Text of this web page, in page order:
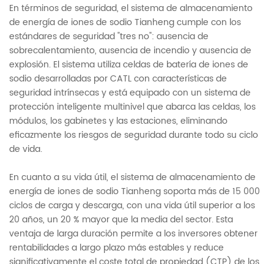
En términos de seguridad, el sistema de almacenamiento
de energía de iones de sodio Tianheng cumple con los
estándares de seguridad "tres no": ausencia de
sobrecalentamiento, ausencia de incendio y ausencia de
explosión. El sistema utiliza celdas de batería de iones de
sodio desarrolladas por CATL con características de
seguridad intrínsecas y está equipado con un sistema de
protección inteligente multinivel que abarca las celdas, los
módulos, los gabinetes y las estaciones, eliminando
eficazmente los riesgos de seguridad durante todo su ciclo
de vida.
En cuanto a su vida útil, el sistema de almacenamiento de
energía de iones de sodio Tianheng soporta más de 15 000
ciclos de carga y descarga, con una vida útil superior a los
20 años, un 20 % mayor que la media del sector. Esta
ventaja de larga duración permite a los inversores obtener
rentabilidades a largo plazo más estables y reduce